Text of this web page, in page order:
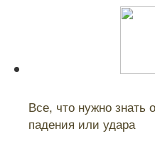
Все, что нужно
падения или удара